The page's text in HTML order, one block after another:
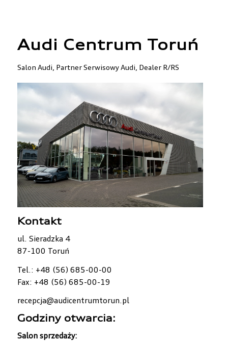
Audi Centrum Toruń
Salon Audi, Partner Serwisowy Audi, Dealer R/RS
Kontakt
ul. Sieradzka 4
87-100 Toruń
Tel.: +48 (56) 685-00-00
Fax: +48 (56) 685-00-19
recepcja@audicentrumtorun.pl
Godziny otwarcia:
Salon sprzedaży: